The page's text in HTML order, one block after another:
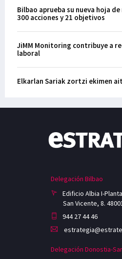
Bilbao aprueba su nueva hoja
300 acciones y 21 objetivos
JiMM Monitoring contribuye a
laboral
Elkarlan Sariak zortzi ekimen
Delegación Bilbao
Edificio Albia I-
San Vicente, 8.
944 27 44 46
Delegación Donostia-